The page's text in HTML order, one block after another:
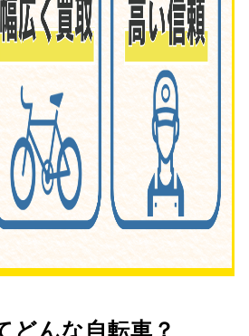
どんな自転車？